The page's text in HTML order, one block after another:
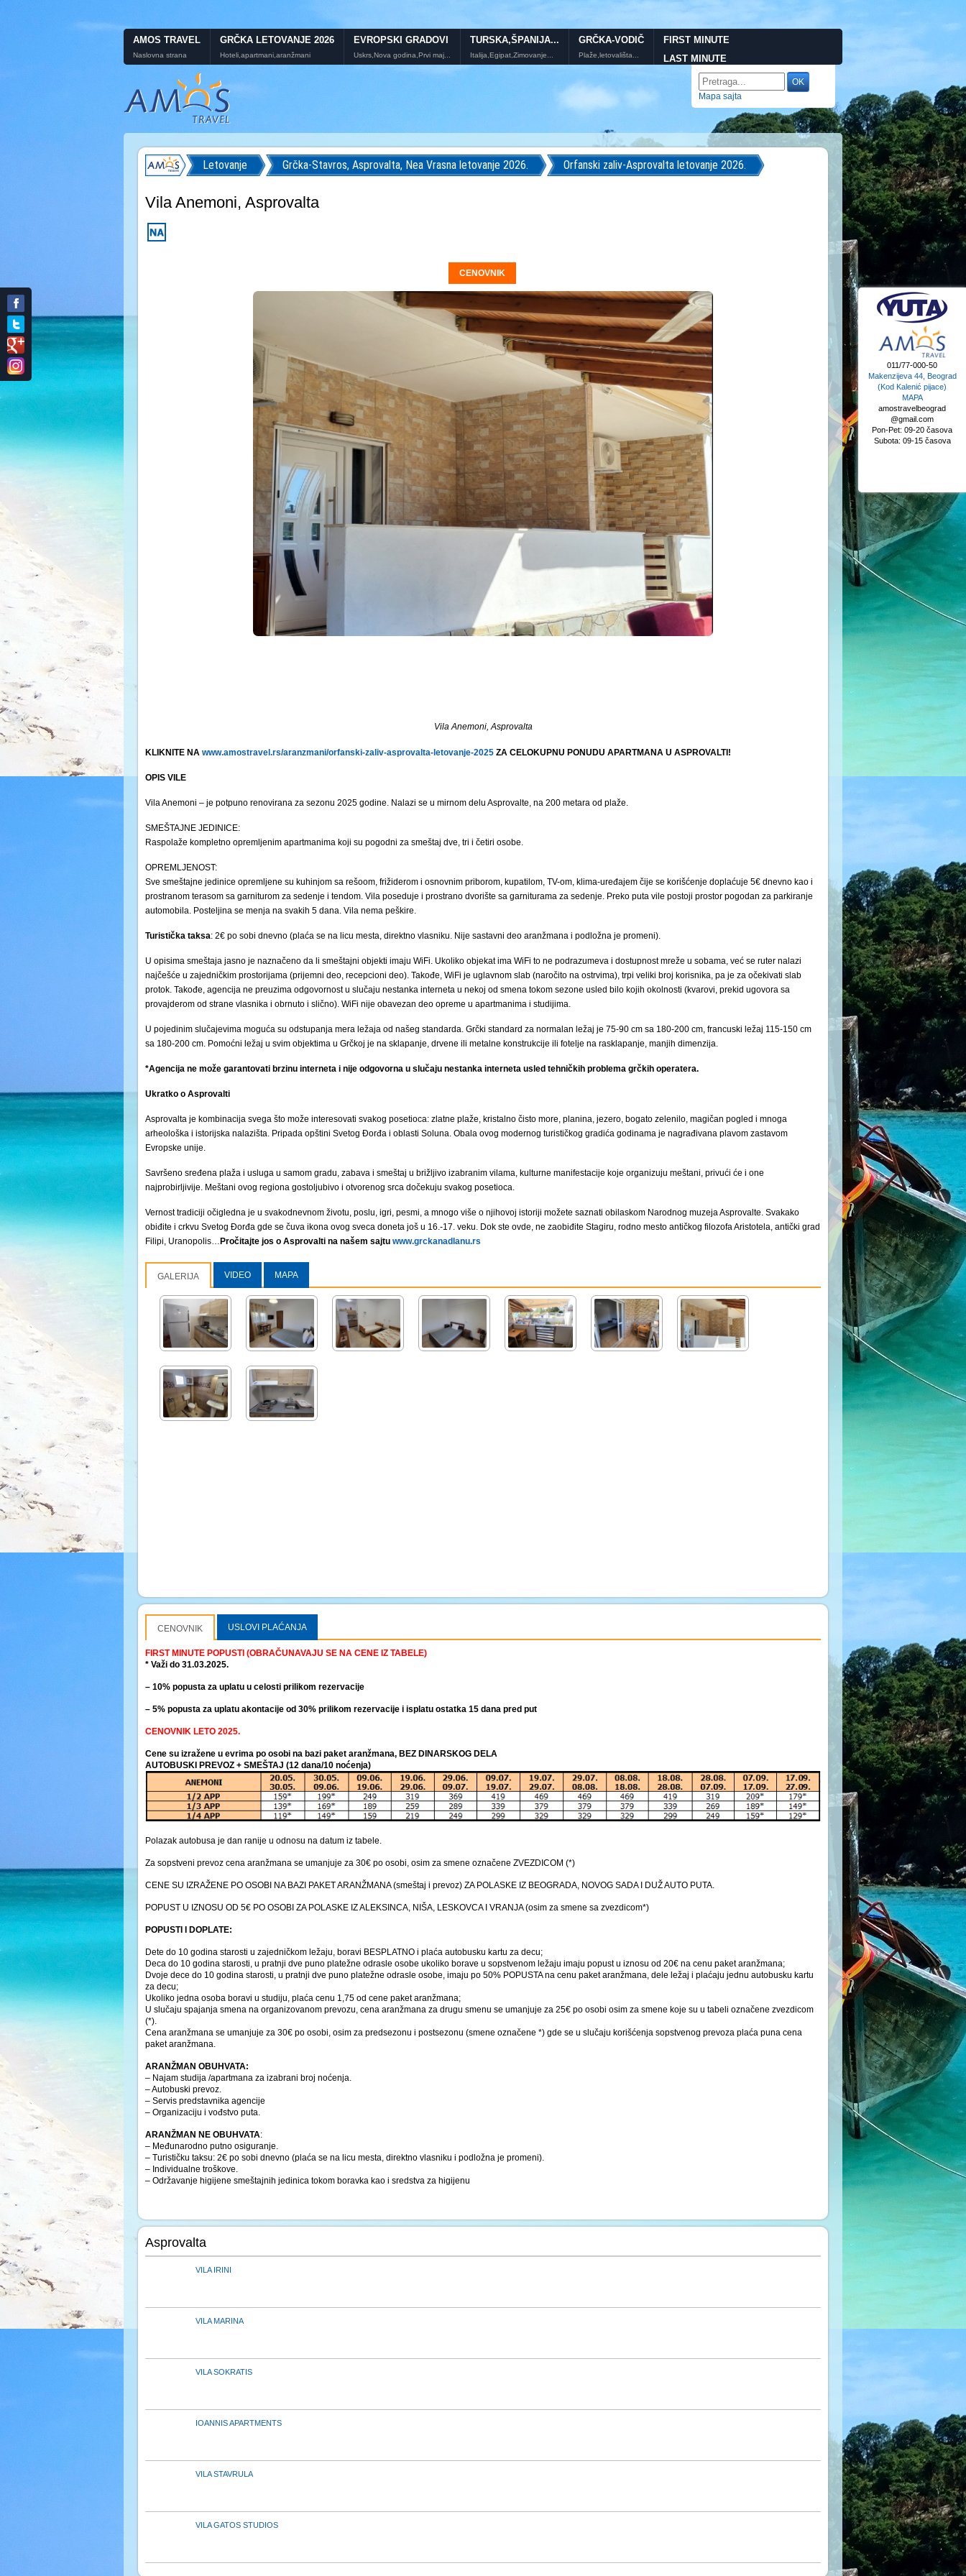
AMOS TRAVEL
Naslovna strana
GRČKA LETOVANJE 2026
Hoteli,apartmani,aranžmani
EVROPSKI GRADOVI
Uskrs,Nova godina,Prvi maj...
TURSKA,ŠPANIJA...
Italija,Egipat,Zimovanje...
GRČKA-VODIČ
Plaže,letovališta...
FIRST MINUTE
LAST MINUTE
Mapa sajta
Letovanje Grčka-Stavros, Asprovalta, Nea Vrasna letovanje 2026. Orfanski zaliv-Asprovalta letovanje 2026.
Vila Anemoni, Asprovalta
CENOVNIK
Vila Anemoni, Asprovalta
KLIKNITE NA www.amostravel.rs/aranzmani/orfanski-zaliv-asprovalta-letovanje-2025 ZA CELOKUPNU PONUDU APARTMANA U ASPROVALTI!
OPIS VILE
Vila Anemoni – je potpuno renovirana za sezonu 2025 godine. Nalazi se u mirnom delu Asprovalte, na 200 metara od plaže.
SMEŠTAJNE JEDINICE:
Raspolaže kompletno opremljenim apartmanima koji su pogodni za smeštaj dve, tri i četiri osobe.
OPREMLJENOST:
Sve smeštajne jedinice opremljene su kuhinjom sa rešoom, frižiderom i osnovnim priborom, kupatilom, TV-om, klima-uređajem čije se korišćenje doplaćuje 5€ dnevno kao i
prostranom terasom sa garniturom za sedenje i tendom. Vila poseduje i prostrano dvorište sa garniturama za sedenje. Preko puta vile postoji prostor pogodan za parkiranje
automobila. Posteljina se menja na svakih 5 dana. Vila nema peškire.
Turistička taksa: 2€ po sobi dnevno (plaća se na licu mesta, direktno vlasniku. Nije sastavni deo aranžmana i podložna je promeni).
U opisima smeštaja jasno je naznačeno da li smeštajni objekti imaju WiFi. Ukoliko objekat ima WiFi to ne podrazumeva i dostupnost mreže u sobama, već se ruter nalazi
najčešće u zajedničkim prostorijama (prijemni deo, recepcioni deo). Takođe, WiFi je uglavnom slab (naročito na ostrvima), trpi veliki broj korisnika, pa je za očekivati slab
protok. Takođe, agencija ne preuzima odgovornost u slučaju nestanka interneta u nekoj od smena tokom sezone usled bilo kojih okolnosti (kvarovi, prekid ugovora sa
provajderom od strane vlasnika i obrnuto i slično). WiFi nije obavezan deo opreme u apartmanima i studijima.
U pojedinim slučajevima moguća su odstupanja mera ležaja od našeg standarda. Grčki standard za normalan ležaj je 75-90 cm sa 180-200 cm, francuski ležaj 115-150 cm
sa 180-200 cm. Pomoćni ležaj u svim objektima u Grčkoj je na sklapanje, drvene ili metalne konstrukcije ili fotelje na rasklapanje, manjih dimenzija.
*Agencija ne može garantovati brzinu interneta i nije odgovorna u slučaju nestanka interneta usled tehničkih problema grčkih operatera.
Ukratko o Asprovalti
Asprovalta je kombinacija svega što može interesovati svakog posetioca: zlatne plaže, kristalno čisto more, planina, jezero, bogato zelenilo, magičan pogled i mnoga
arheološka i istorijska nalazišta. Pripada opštini Svetog Đorđa i oblasti Soluna. Obala ovog modernog turističkog gradića godinama je nagrađivana plavom zastavom
Evropske unije.
Savršeno sređena plaža i usluga u samom gradu, zabava i smeštaj u brižljivo izabranim vilama, kulturne manifestacije koje organizuju meštani, privući će i one
najprobirljivije. Meštani ovog regiona gostoljubivo i otvorenog srca dočekuju svakog posetioca.
Vernost tradiciji očigledna je u svakodnevnom životu, poslu, igri, pesmi, a mnogo više o njihovoj istoriji možete saznati obilaskom Narodnog muzeja Asprovalte. Svakako
obiđite i crkvu Svetog Đorđa gde se čuva ikona ovog sveca doneta još u 16.-17. veku. Dok ste ovde, ne zaobiđite Stagiru, rodno mesto antičkog filozofa Aristotela, antički grad
Filipi, Uranopolis… Pročitajte jos o Asprovalti na našem sajtu www.grckanadlanu.rs
GALERIJA VIDEO MAPA
CENOVNIK USLOVI PLAĆANJA
FIRST MINUTE POPUSTI (OBRAČUNAVAJU SE NA CENE IZ TABELE)
* Važi do 31.03.2025.
– 10% popusta za uplatu u celosti prilikom rezervacije
– 5% popusta za uplatu akontacije od 30% prilikom rezervacije i isplatu ostatka 15 dana pred put
CENOVNIK LETO 2025.
Cene su izražene u evrima po osobi na bazi paket aranžmana, BEZ DINARSKOG DELA
AUTOBUSKI PREVOZ + SMEŠTAJ (12 dana/10 noćenja)
Polazak autobusa je dan ranije u odnosu na datum iz tabele.
Za sopstveni prevoz cena aranžmana se umanjuje za 30€ po osobi, osim za smene označene ZVEZDICOM (*)
CENE SU IZRAŽENE PO OSOBI NA BAZI PAKET ARANŽMANA (smeštaj i prevoz) ZA POLASKE IZ BEOGRADA, NOVOG SADA I DUŽ AUTO PUTA.
POPUST U IZNOSU OD 5€ PO OSOBI ZA POLASKE IZ ALEKSINCA, NIŠA, LESKOVCA I VRANJA (osim za smene sa zvezdicom*)
POPUSTI I DOPLATE:
Dete do 10 godina starosti u zajedničkom ležaju, boravi BESPLATNO i plaća autobusku kartu za decu;
Deca do 10 godina starosti, u pratnji dve puno platežne odrasle osobe ukoliko borave u sopstvenom ležaju imaju popust u iznosu od 20€ na cenu paket aranžmana;
Dvoje dece do 10 godina starosti, u pratnji dve puno platežne odrasle osobe, imaju po 50% POPUSTA na cenu paket aranžmana, dele ležaj i plaćaju jednu autobusku kartu
za decu;
Ukoliko jedna osoba boravi u studiju, plaća cenu 1,75 od cene paket aranžmana;
U slučaju spajanja smena na organizovanom prevozu, cena aranžmana za drugu smenu se umanjuje za 25€ po osobi osim za smene koje su u tabeli označene zvezdicom
(*).
Cena aranžmana se umanjuje za 30€ po osobi, osim za predsezonu i postsezonu (smene označene *) gde se u slučaju korišćenja sopstvenog prevoza plaća puna cena
paket aranžmana.
ARANŽMAN OBUHVATA:
– Najam studija /apartmana za izabrani broj noćenja.
– Autobuski prevoz.
– Servis predstavnika agencije
– Organizaciju i vođstvo puta.
ARANŽMAN NE OBUHVATA:
– Međunarodno putno osiguranje.
– Turističku taksu: 2€ po sobi dnevno (plaća se na licu mesta, direktno vlasniku i podložna je promeni).
– Individualne troškove.
– Održavanje higijene smeštajnih jedinica tokom boravka kao i sredstva za higijenu
Asprovalta
VILA IRINI
VILA MARINA
VILA SOKRATIS
IOANNIS APARTMENTS
VILA STAVRULA
VILA GATOS STUDIOS
011/77-000-50
Makenzijeva 44, Beograd
(Kod Kalenić pijace)
MAPA
amostravelbeograd
@gmail.com
Pon-Pet: 09-20 časova
Subota: 09-15 časova